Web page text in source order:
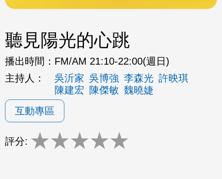
聽見陽光的心跳
播出時間： FM/AM 21:10-22:00(週日)
主持人：
吳沂家 吳博強 李森光 許映琪
陳建宏 陳傑敏 魏曉婕
互動專區
評分: ★★★★★